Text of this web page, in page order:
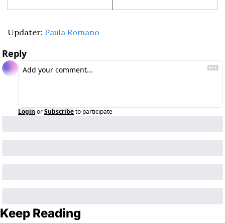
Updater: Paula Romano
Reply
Login orSubscribeto participate
Keep Reading